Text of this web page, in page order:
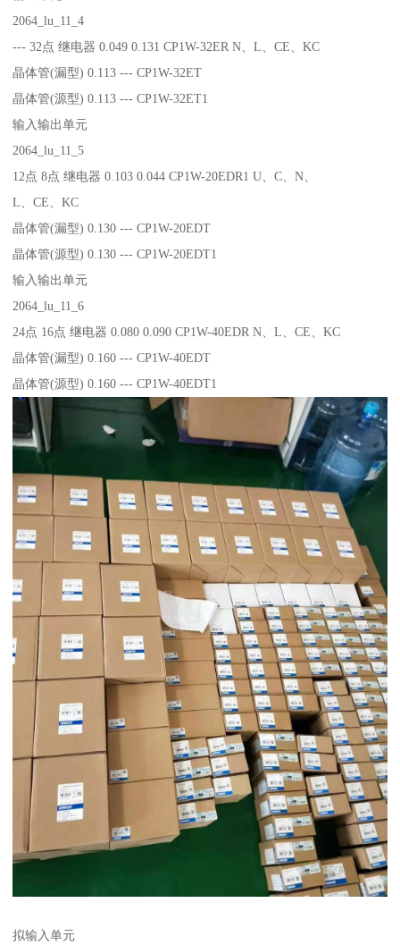
2064_lu_11_4
--- 32点 继电器 0.049 0.131 CP1W-32ER N、L、CE、KC
晶体管(漏型) 0.113 --- CP1W-32ET
晶体管(源型) 0.113 --- CP1W-32ET1
输入输出单元
2064_lu_11_5
12点 8点 继电器 0.103 0.044 CP1W-20EDR1 U、C、N、
L、CE、KC
晶体管(漏型) 0.130 --- CP1W-20EDT
晶体管(源型) 0.130 --- CP1W-20EDT1
输入输出单元
2064_lu_11_6
24点 16点 继电器 0.080 0.090 CP1W-40EDR N、L、CE、KC
晶体管(漏型) 0.160 --- CP1W-40EDT
晶体管(源型) 0.160 --- CP1W-40EDT1
拟输入单元